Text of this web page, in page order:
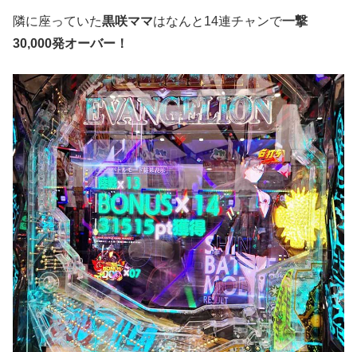
隣に座っていた黒咲ママはなんと14連チャンで一撃
30,000発オーバー！